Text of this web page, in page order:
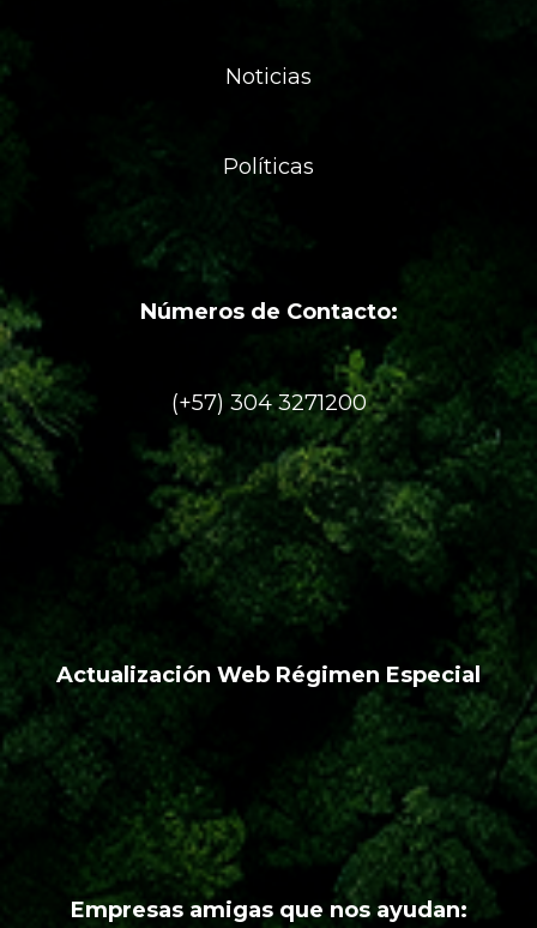
Noticias
Políticas
Números de Contacto:
(+57) 304 3271200
Actualización Web Régimen Especial
Empresas amigas que nos ayudan: